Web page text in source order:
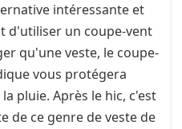
intéressante et
d'utiliser un coupe-vent
qu'une veste, le coupe-
vous protégera
pluie. Après le hic, c'est
de ce genre de veste de